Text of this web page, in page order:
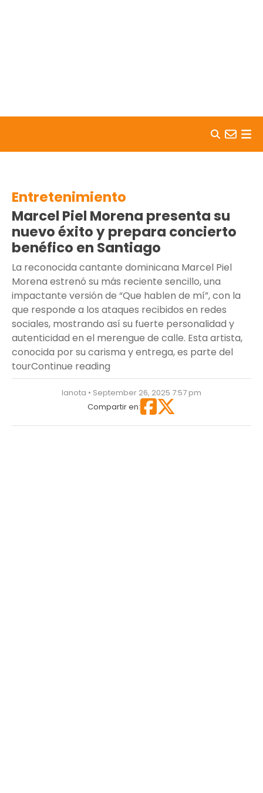
Entretenimiento
Marcel Piel Morena presenta su
nuevo éxito y prepara concierto
benéfico en Santiago
La reconocida cantante dominicana Marcel Piel
Morena estrenó su más reciente sencillo, una
impactante versión de “Que hablen de mí”, con la
que responde a los ataques recibidos en redes
sociales, mostrando así su fuerte personalidad y
autenticidad en el merengue de calle. Esta artista,
conocida por su carisma y entrega, es parte del
tourContinue reading
lanota • September 26, 2025 7:57 pm
Compartir en: